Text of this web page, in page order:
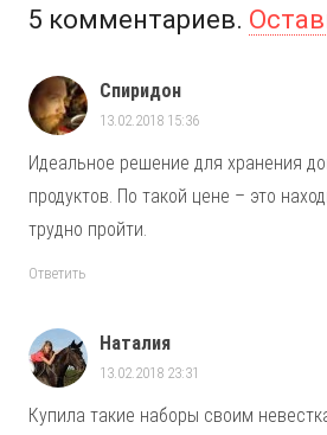
5 комментариев.
Спиридон
13.02.2018 15:36
Идеальное решение для хранения
продуктов. По такой цене – это
трудно пройти.
Ответить
Наталия
13.02.2018 23:31
Купила такие наборы своим